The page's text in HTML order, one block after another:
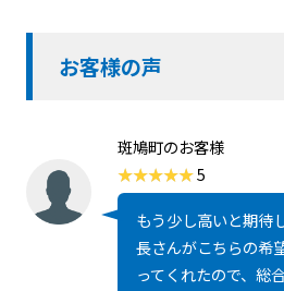
お客様の声
斑鳩町のお客様
5
もう少し高いと期待
長さんがこちらの希
ってくれたので、総